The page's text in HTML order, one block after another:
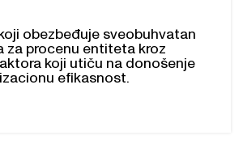
obezbeđuje sveobuhvatan
procenu entiteta kroz
koji utiču na donošenje
efikasnost.